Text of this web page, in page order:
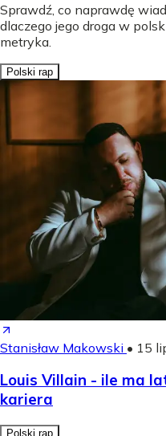
Sprawdź, co naprawdę
dlaczego jego droga w
metryka.
Polski rap
Stanisław Makowski • 15
Louis Villain - ile ma
kariera
Polski rap